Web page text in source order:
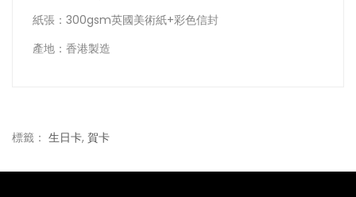
紙張：300gsm英國美術紙+彩色信封
產地：香港製造
標籤： 生日卡, 賀卡